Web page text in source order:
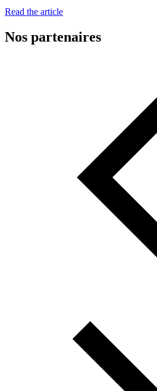
Read the article
Nos partenaires